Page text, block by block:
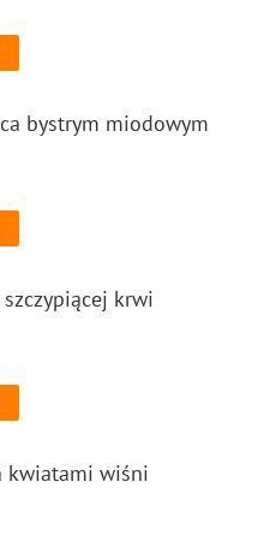
bystrym miodowym
krwi
kwiatami wiśni